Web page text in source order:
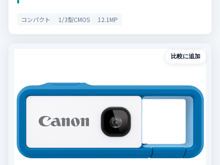
コンパクト 1/3型CMOS 12.1MP
比較に追加